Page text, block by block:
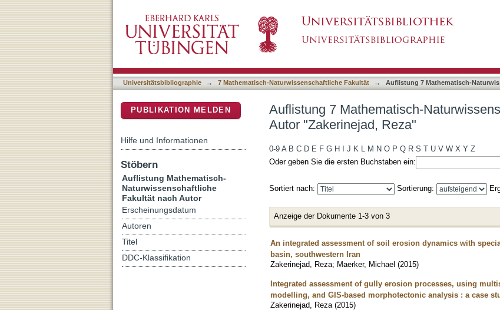
Universitätsbibliographie → 7 Mathematisch-Naturwissenschaftliche Fakultät → Auflistung 7 Mathematisch-
Auflistung 7 Mathematisch-
Autor "Zakerinejad, Reza"
0-9 A B C D E F G H J K L M N O P Q R S T U V W X Y Z
Oder geben Sie die ersten Buchstaben ein:
Sortiert nach: Sortierung:
Anzeige der Dokumente 1-3 von 3
An integrated assessment of soil erosion dynamics with
basin, southwestern Iran
Zakerinejad, Reza; Maerker, Michael (2015)
Integrated assessment of gully erosion processes, using
modelling, and GIS-based morphotectonic analysis : a case
Zakerinejad, Reza (2015)
PUBLIKATION MELDEN
Hilfe und Informationen
Stöbern
Auflistung Mathematisch-
Naturwissenschaftliche
Fakultät nach Autor
Erscheinungsdatum
Autoren
Titel
DDC-Klassifikation